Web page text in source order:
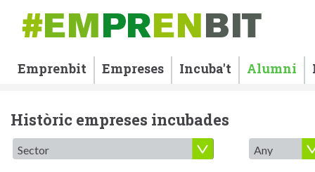
Emprenbit Empreses Incuba't Alumni
Històric empreses incubades